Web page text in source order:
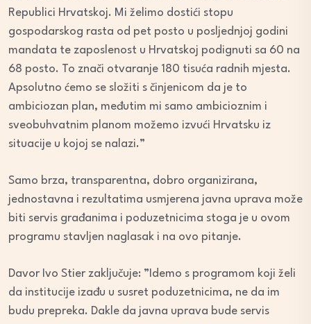
Republici Hrvatskoj. Mi želimo dostići stopu
gospodarskog rasta od pet posto u posljednjoj godini
mandata te zaposlenost u Hrvatskoj podignuti sa 60 na
68 posto. To znači otvaranje 180 tisuća radnih mjesta.
Apsolutno ćemo se složiti s činjenicom da je to
ambiciozan plan, međutim mi samo ambicioznim i
sveobuhvatnim planom možemo izvući Hrvatsku iz
situacije u kojoj se nalazi.”
Samo brza, transparentna, dobro organizirana,
jednostavna i rezultatima usmjerena javna uprava može
biti servis građanima i poduzetnicima stoga je u ovom
programu stavljen naglasak i na ovo pitanje.
Davor Ivo Stier zaključuje: ”Idemo s programom koji želi
da institucije izađu u susret poduzetnicima, ne da im
budu prepreka. Dakle da javna uprava bude servis